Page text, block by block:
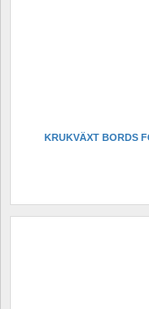
KRUKVÄXT BORDS